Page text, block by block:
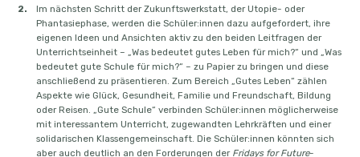
Im nächsten Schritt der Zukunftswerkstatt, der Utopie- oder
Phantasiephase, werden die Schüler:innen dazu aufgefordert, ihre
eigenen Ideen und Ansichten aktiv zu den beiden Leitfragen der
Unterrichtseinheit – „Was bedeutet gutes Leben für mich?“ und „Was
bedeutet gute Schule für mich?“ – zu Papier zu bringen und diese
anschließend zu präsentieren. Zum Bereich „Gutes Leben“ zählen
Aspekte wie Glück, Gesundheit, Familie und Freundschaft, Bildung
oder Reisen. „Gute Schule“ verbinden Schüler:innen möglicherweise
mit interessantem Unterricht, zugewandten Lehrkräften und einer
solidarischen Klassengemeinschaft. Die Schüler:innen könnten sich
aber auch deutlich an den Forderungen der Fridays for Future-